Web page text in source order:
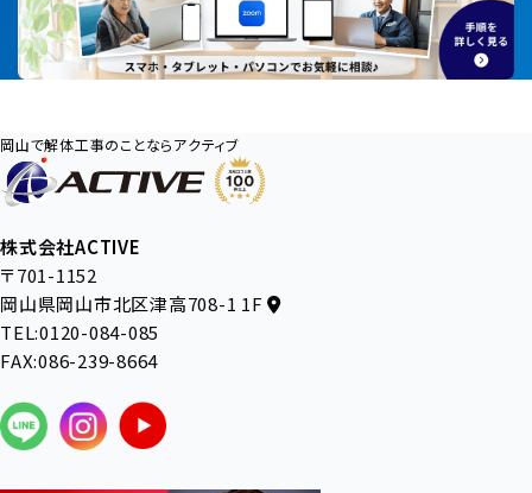
岡山で解体工事のことならアクティブ
株式会社ACTIVE
〒701-1152
岡山県岡山市北区津高708-1 1F
TEL:0120-084-085
FAX:086-239-8664